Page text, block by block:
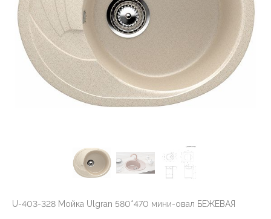
U-403-328 Мойка Ulgran 580*470 мини-овал БЕЖЕВАЯ